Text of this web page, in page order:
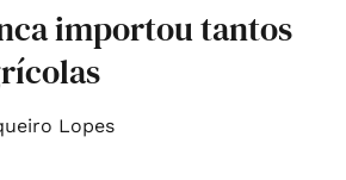
importou tantos
Lopes